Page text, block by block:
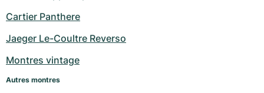
Cartier Panthere
Jaeger Le-Coultre Reverso
Montres vintage
Autres montres